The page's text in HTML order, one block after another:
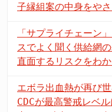
子縁組案の中身をや
「サプライチェーン
スでよく聞く供給網
直面するリスクをわ
エボラ出血熱が再び
CDCが最高警戒レベ